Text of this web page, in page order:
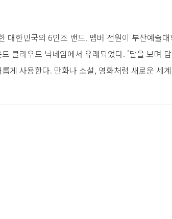
대한민국의 6인조 밴드. 멤버 전원이 부산예술
클라우드 닉네임에서 유래되었다. '달을 보며
게 사용한다. 만화나 소설, 영화처럼 새로운 세